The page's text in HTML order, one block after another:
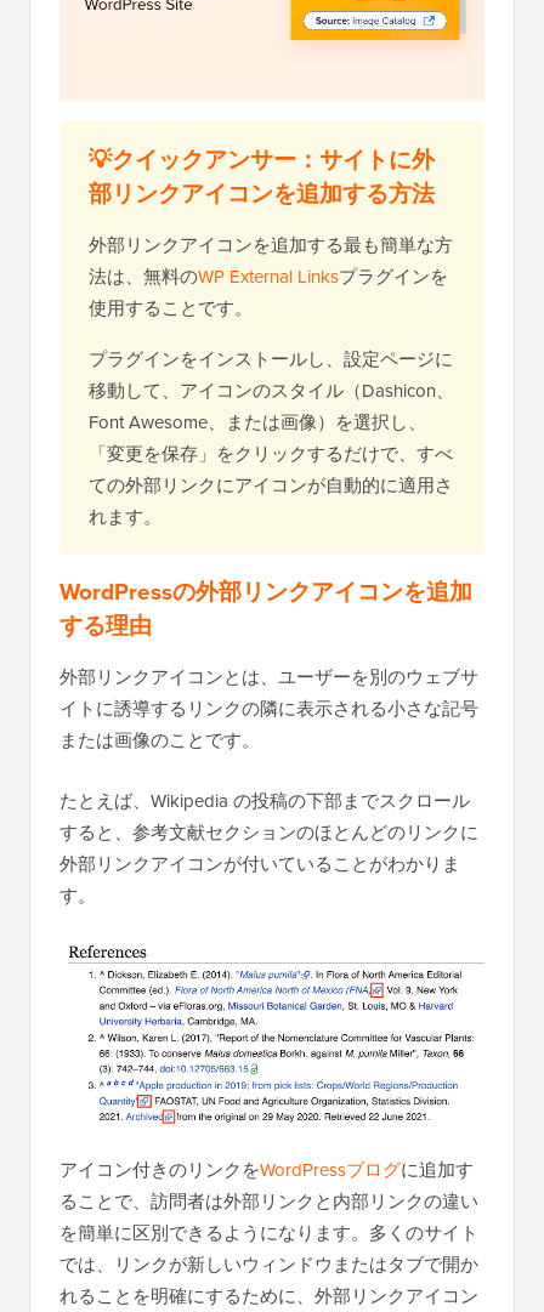
💡クイックアンサー：サイトに外
部リンクアイコンを追加する方法
外部リンクアイコンを追加する最も簡単な方
法は、無料のWP External Linksプラグインを
使用することです。
プラグインをインストールし、設定ページに
移動して、アイコンのスタイル（Dashicon、
Font Awesome、または画像）を選択し、
「変更を保存」をクリックするだけで、すべ
ての外部リンクにアイコンが自動的に適用さ
れます。
WordPressの外部リンクアイコンを追加
する理由
外部リンクアイコンとは、ユーザーを別のウェブサ
イトに誘導するリンクの隣に表示される小さな記号
または画像のことです。
たとえば、Wikipedia の投稿の下部までスクロール
すると、参考文献セクションのほとんどのリンクに
外部リンクアイコンが付いていることがわかりま
す。
アイコン付きのリンクをWordPressブログに追加す
ることで、訪問者は外部リンクと内部リンクの違い
を簡単に区別できるようになります。多くのサイト
では、リンクが新しいウィンドウまたはタブで開か
れることを明確にするために、外部リンクアイコン